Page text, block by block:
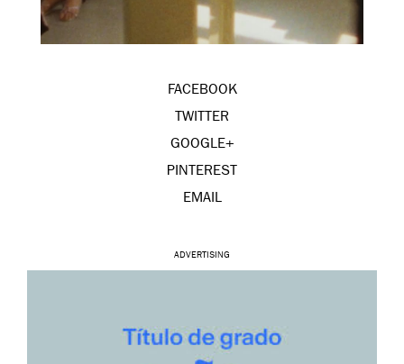
FACEBOOK
TWITTER
GOOGLE+
PINTEREST
EMAIL
ADVERTISING